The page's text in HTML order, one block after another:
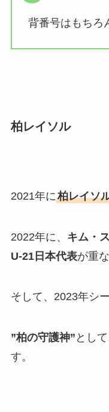
背番号はもちろ
柏レイソル
2021年に柏レイソ
2022年に、 キム・
U-21日本代表が重
そして、2023年シ
”柏の守護神” とし
す。